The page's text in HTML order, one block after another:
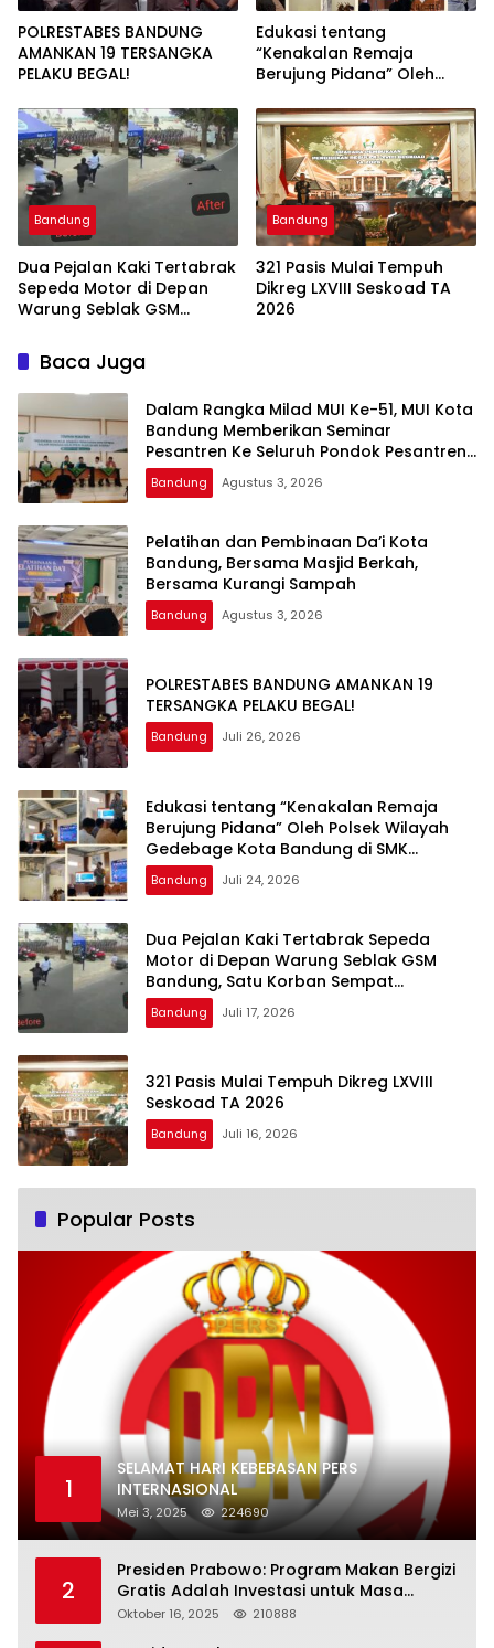
POLRESTABES BANDUNG
AMANKAN 19 TERSANGKA
PELAKU BEGAL!
Edukasi tentang
“Kenakalan Remaja
Berujung Pidana” Oleh
Kota Bandung di SMK
Muhammadiyah 3
Bandung
Bandung
Dua Pejalan Kaki Tertabrak
Sepeda Motor di Depan
Warung Seblak GSM
Sempat Mengalami Kejang
Bandung
321 Pasis Mulai Tempuh
Dikreg LXVIII Seskoad TA
2026
Baca Juga
Dalam Rangka Milad MUI Ke-51, MUI Kota
Bandung Memberikan Seminar
Pesantren Ke Seluruh Pondok Pesantren
di Kota Bandung
Bandung Agustus 3, 2026
Pelatihan dan Pembinaan Da’i Kota
Bandung, Bersama Masjid Berkah,
Bersama Kurangi Sampah
Bandung Agustus 3, 2026
POLRESTABES BANDUNG AMANKAN 19
TERSANGKA PELAKU BEGAL!
Bandung Juli 26, 2026
Edukasi tentang “Kenakalan Remaja
Berujung Pidana” Oleh Polsek Wilayah
Gedebage Kota Bandung di SMK
Muhammadiyah 3 Bandung
Bandung Juli 24, 2026
Dua Pejalan Kaki Tertabrak Sepeda
Motor di Depan Warung Seblak GSM
Bandung, Satu Korban Sempat
Mengalami Kejang
Bandung Juli 17, 2026
321 Pasis Mulai Tempuh Dikreg LXVIII
Seskoad TA 2026
Bandung Juli 16, 2026
Popular Posts
1
SELAMAT HARI KEBEBASAN PERS
INTERNASIONAL
Mei 3, 2025 224690
2
Presiden Prabowo: Program Makan Bergizi
Gratis Adalah Investasi untuk Masa
Depan Bangsa
Oktober 16, 2025 210888